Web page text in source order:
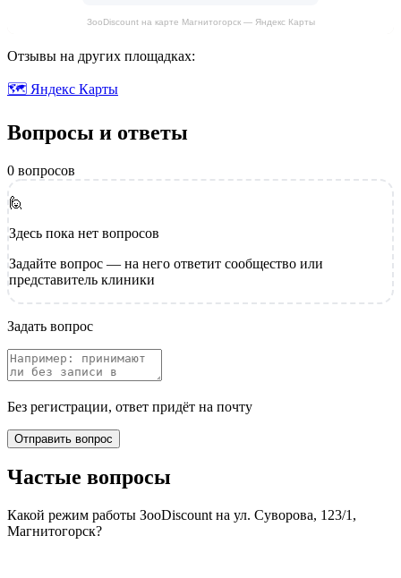
ЗооDiscount на карте Магнитогорск — Яндекс Карты
Отзывы на других площадках:
🗺 Яндекс Карты
Вопросы и ответы
0 вопросов
🙋
Здесь пока нет вопросов
Задайте вопрос — на него ответит сообщество или
представитель клиники
Задать вопрос
Без регистрации, ответ придёт на почту
Отправить вопрос
Частые вопросы
Какой режим работы ЗооDiscount на ул. Суворова, 123/1,
Магнитогорск?